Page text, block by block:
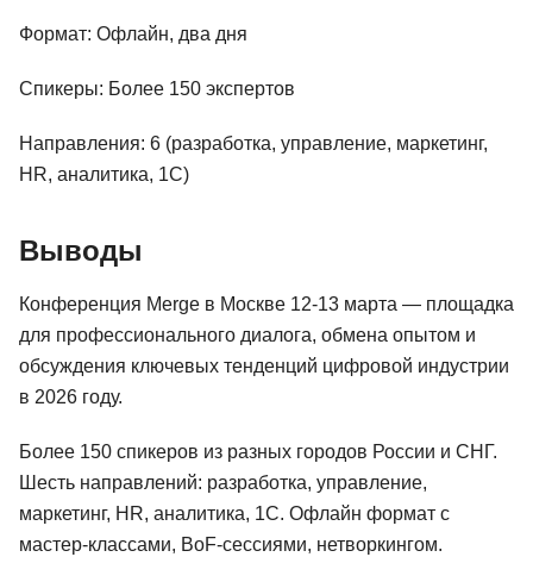
Формат: Офлайн, два дня
Спикеры: Более 150 экспертов
Направления: 6 (разработка, управление, маркетинг,
HR, аналитика, 1С)
Выводы
Конференция Merge в Москве 12-13 марта — площадка
для профессионального диалога, обмена опытом и
обсуждения ключевых тенденций цифровой индустрии
в 2026 году.
Более 150 спикеров из разных городов России и СНГ.
Шесть направлений: разработка, управление,
маркетинг, HR, аналитика, 1С. Офлайн формат с
мастер-классами, BoF-сессиями, нетворкингом.